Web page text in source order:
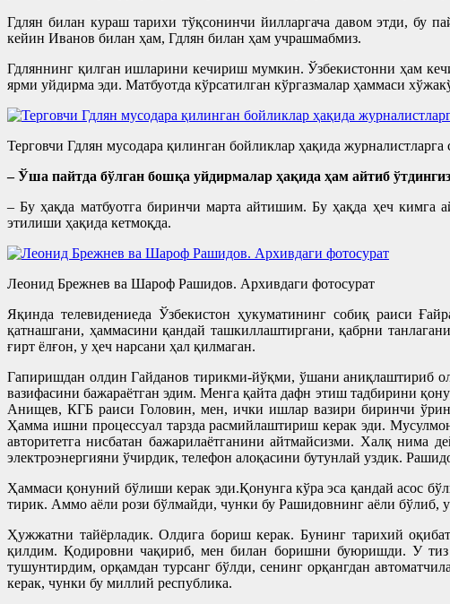
Гдлян билан кураш тарихи тўқсонинчи йилларгача давом этди, бу
кейин Иванов билан ҳам, Гдлян билан ҳам учрашмабмиз.
Гдляннинг қилган ишларини кечириш мумкин. Ўзбекистонни ҳам
ярми уйдирма эди. Матбуотда кўрсатилган кўргазмалар ҳаммаси
Терговчи Гдлян мусодара қилинган бойликлар ҳақида журналистларга
– Ўша пайтда бўлган бошқа уйдирмалар ҳақида ҳам айтиб
– Бу ҳақда матбуотга биринчи марта айтишим. Бу ҳақда ҳеч
этилиши ҳақида кетмоқда.
Леонид Брежнев ва Шароф Рашидов. Архивдаги фотосурат
Яқинда телевидениеда Ўзбекистон ҳукуматининг собиқ раиси
қатнашгани, ҳаммасини қандай ташкиллаштиргани, қабрни
ғирт ёлғон, у ҳеч нарсани ҳал қилмаган.
Гапиришдан олдин Гайданов тирикми-йўқми, ўшани аниқлаштириб
вазифасини бажараётган эдим. Менга қайта дафн этиш тадбирини
Анищев, КГБ раиси Головин, мен, ички ишлар вазири биринчи
Ҳамма ишни процессуал тарзда расмийлаштириш керак эди.
авторитетга нисбатан бажарилаётганини айтмайсизми. Халқ
электроэнергияни ўчирдик, телефон алоқасини бутунлай уздик.
Ҳаммаси қонуний бўлиши керак эди.Қонунга кўра эса қандай асос
тирик. Аммо аёли рози бўлмайди, чунки бу Рашидовнинг аёли бўлиб,
Ҳужжатни тайёрладик. Олдига бориш керак. Бунинг тарихий
қилдим. Қодировни чақириб, мен билан боришни буюришди. У
тушунтирдим, орқамдан турсанг бўлди, сенинг орқангдан
керак, чунки бу миллий республика.